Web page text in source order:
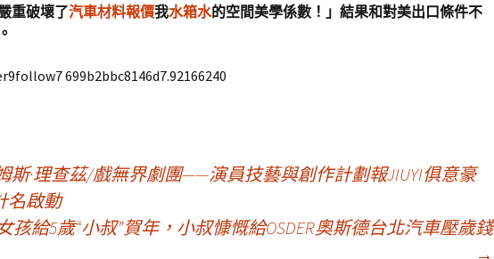
重破壞了汽車材料報價我水箱水的空間美學係數！」結果和對美出口條件不
699b2bbc8146d7.92166240
斯·理查茲/戲無界劇團——演員技藝與創作計劃報JIUYI俱意豪
名啟動
孩給5歲“小叔”賀年，小叔慷慨給OSDER奧斯德台北汽車壓歲錢
→